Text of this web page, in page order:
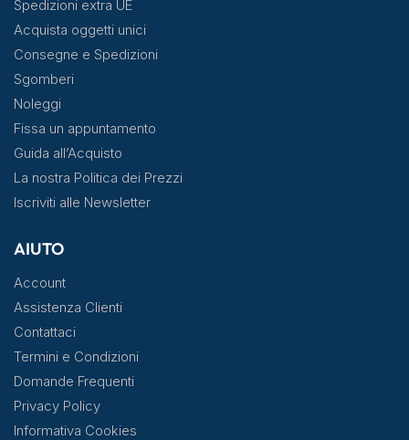
Spedizioni extra UE
Acquista oggetti unici
Consegne e Spedizioni
Sgomberi
Noleggi
Fissa un appuntamento
Guida all’Acquisto
La nostra Politica dei Prezzi
Iscriviti alle Newsletter
AIUTO
Account
Assistenza Clienti
Contattaci
Termini e Condizioni
Domande Frequenti
Privacy Policy
Informativa Cookies